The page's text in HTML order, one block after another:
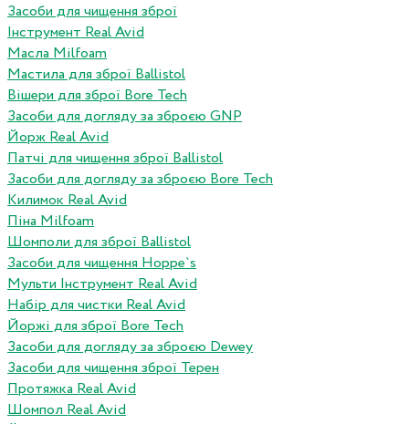
Засоби для чищення зброї
Інструмент Real Avid
Масла Milfoam
Мастила для зброї Ballistol
Вішери для зброї Bore Tech
Засоби для догляду за зброєю GNP
Йорж Real Avid
Патчі для чищення зброї Ballistol
Засоби для догляду за зброєю Bore Tech
Килимок Real Avid
Піна Milfoam
Шомполи для зброї Ballistol
Засоби для чищення Hoppe`s
Мульти Інструмент Real Avid
Набір для чистки Real Avid
Йоржі для зброї Bore Tech
Засоби для догляду за зброєю Dewey
Засоби для чищення зброї Терен
Протяжка Real Avid
Шомпол Real Avid